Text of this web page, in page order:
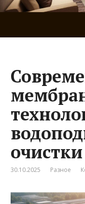
30.10.2025 Разное